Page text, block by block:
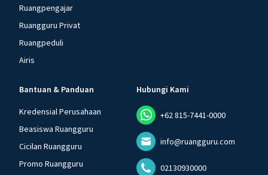
Ruangpengajar
Ruangguru Privat
Ruangpeduli
Airis
Bantuan & Panduan
Kredensial Perusahaan
Beasiswa Ruangguru
Cicilan Ruangguru
Promo Ruangguru
Hubungi Kami
+62 815-7441-0000
info@ruangguru.com
02130930000